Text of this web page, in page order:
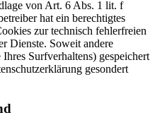
von Art. 6 Abs. 1 lit. f
hat ein berechtigtes
zur technisch fehlerfreien
Dienste. Soweit andere
Surfverhaltens) gespeichert
gesondert